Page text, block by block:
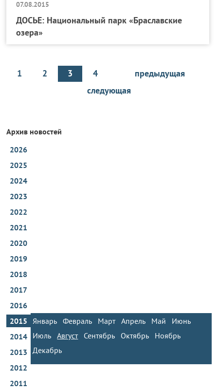
07.08.2015
ДОСЬЕ: Национальный парк «Браславские
озера»
предыдущая
1 2 3
4
следующая
Архив новостей
2026
2025
2024
2023
2022
2021
2020
2019
2018
2017
2016
2015
Январь Февраль Март Апрель Май
Июнь
Июль
Август Сентябрь Октябрь
Ноябрь
Декабрь
2014
2013
2012
2011